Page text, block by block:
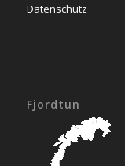
Datenschutz
Fjordtun